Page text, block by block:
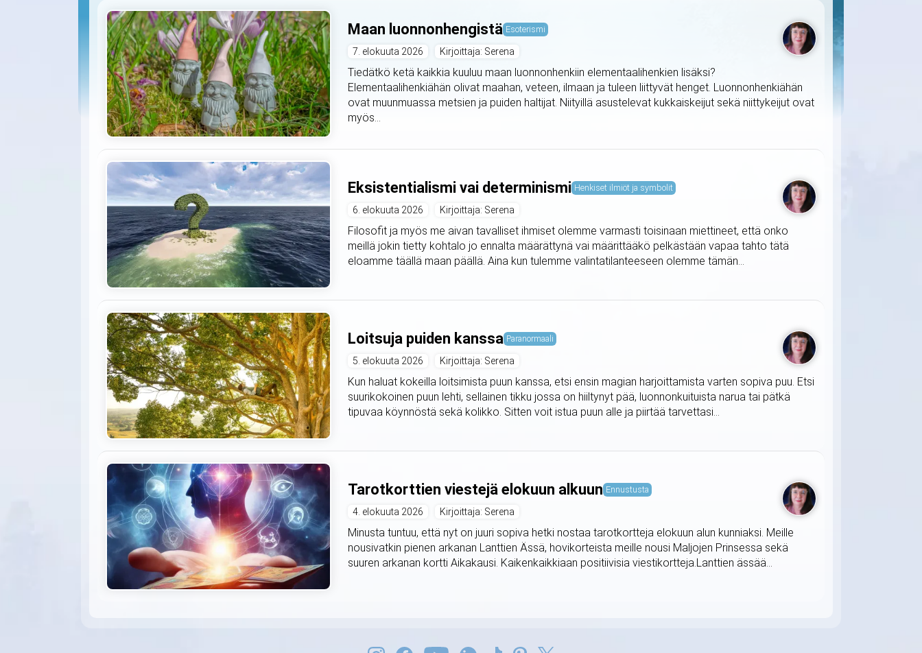
Maan luonnonhengistä Esoterismi
7. elokuuta 2026 Kirjoittaja: Serena
Tiedätkö ketä kaikkia kuuluu maan luonnonhenkiin elementaalihenkien lisäksi?
Elementaalihenkiähän olivat maahan, veteen, ilmaan ja tuleen liittyvät henget. Luonnonhenkiähän
ovat muunmuassa metsien ja puiden haltijat. Niityillä asustelevat kukkaiskeijut sekä niittykeijut ovat
myös...
Eksistentialismi vai determinismi Henkiset ilmiöt ja symbolit
6. elokuuta 2026 Kirjoittaja: Serena
Filosofit ja myös me aivan tavalliset ihmiset olemme varmasti toisinaan miettineet, että onko
meillä jokin tietty kohtalo jo ennalta määrättynä vai määrittääkö pelkästään vapaa tahto tätä
eloamme täällä maan päällä. Aina kun tulemme valintatilanteeseen olemme tämän...
Loitsuja puiden kanssa Paranormaali
5. elokuuta 2026 Kirjoittaja: Serena
Kun haluat kokeilla loitsimista puun kanssa, etsi ensin magian harjoittamista varten sopiva puu. Etsi
suurikokoinen puun lehti, sellainen tikku jossa on hiiltynyt pää, luonnonkuituista narua tai pätkä
tipuvaa köynnöstä sekä kolikko. Sitten voit istua puun alle ja piirtää tarvettasi...
Tarotkorttien viestejä elokuun alkuun Ennustusta
4. elokuuta 2026 Kirjoittaja: Serena
Minusta tuntuu, että nyt on juuri sopiva hetki nostaa tarotkortteja elokuun alun kunniaksi. Meille
nousivatkin pienen arkanan Lanttien Ässä, hovikorteista meille nousi Maljojen Prinsessa sekä
suuren arkanan kortti Aikakausi. Kaikenkaikkiaan positiivisia viestikortteja.Lanttien ässää...